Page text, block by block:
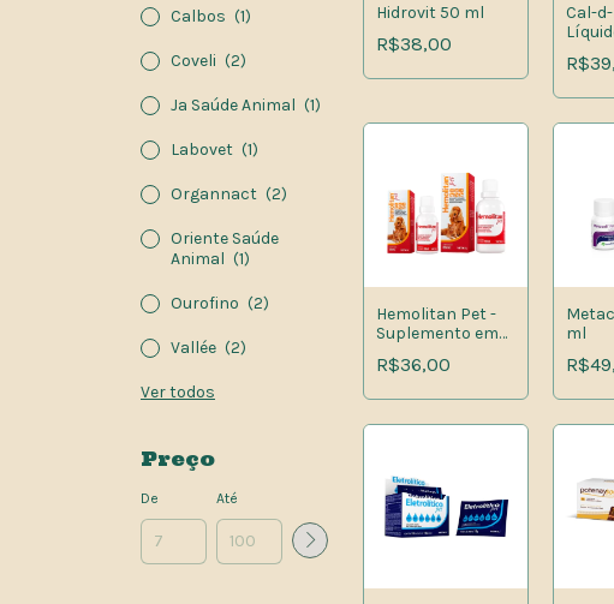
Calbos (1)
Coveli (2)
Ja Saúde Animal (1)
Labovet (1)
Organnact (2)
Oriente Saúde
Animal (1)
Ourofino (2)
Vallée (2)
Ver todos
Preço
De Até
Hidrovit 50 ml
R$38,00
Cal-
Hemolitan Pet -
Suplemento em
Gotas
R$36,00
ml